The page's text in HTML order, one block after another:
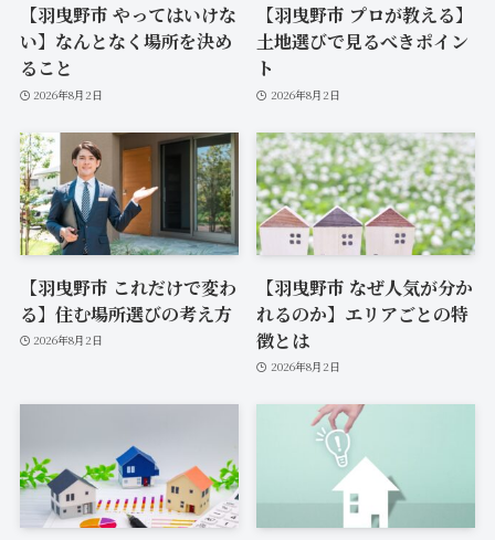
【羽曳野市 やってはいけな
い】なんとなく場所を決め
ること
2026年8月2日
【羽曳野市 プロが教える】
土地選びで見るべきポイン
ト
2026年8月2日
【羽曳野市 これだけで変わ
る】住む場所選びの考え方
2026年8月2日
【羽曳野市 なぜ人気が分か
れるのか】エリアごとの特
徴とは
2026年8月2日